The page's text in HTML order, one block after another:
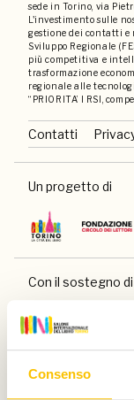
Consenso
sede in Torino, via
L'investimento sulle
gestione dei contatti e
Sviluppo Regionale
più competitiva e
trasformazione
regionale alle
“PRIORITA’ I RSI,
Contatti
Un progetto di
Con il sostegno di